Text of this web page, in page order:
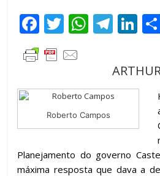
F
ac
e
b
o
T
w
itt
er
W
s
A
p
T
e
gr
a
m
Li
k
e
n
Roberto Campos
Planejamento do governo
máxima resposta que dava a